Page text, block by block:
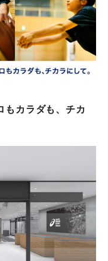
カラダも、チカ